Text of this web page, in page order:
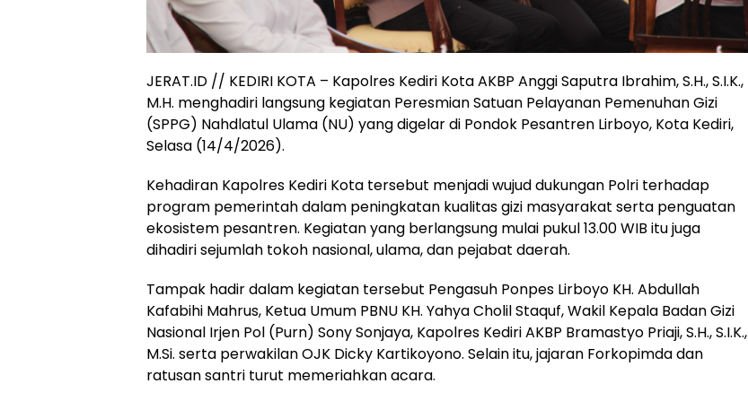
JERAT.ID // KEDIRI KOTA – Kapolres Kediri Kota AKBP Anggi Saputra Ibrahim, S.H., S.I.K.,
M.H. menghadiri langsung kegiatan Peresmian Satuan Pelayanan Pemenuhan Gizi
(SPPG) Nahdlatul Ulama (NU) yang digelar di Pondok Pesantren Lirboyo, Kota Kediri,
Selasa (14/4/2026).
Kehadiran Kapolres Kediri Kota tersebut menjadi wujud dukungan Polri terhadap
program pemerintah dalam peningkatan kualitas gizi masyarakat serta penguatan
ekosistem pesantren. Kegiatan yang berlangsung mulai pukul 13.00 WIB itu juga
dihadiri sejumlah tokoh nasional, ulama, dan pejabat daerah.
Tampak hadir dalam kegiatan tersebut Pengasuh Ponpes Lirboyo KH. Abdullah
Kafabihi Mahrus, Ketua Umum PBNU KH. Yahya Cholil Staquf, Wakil Kepala Badan Gizi
Nasional Irjen Pol (Purn) Sony Sonjaya, Kapolres Kediri AKBP Bramastyo Priaji, S.H., S.I.K.,
M.Si. serta perwakilan OJK Dicky Kartikoyono. Selain itu, jajaran Forkopimda dan
ratusan santri turut memeriahkan acara.